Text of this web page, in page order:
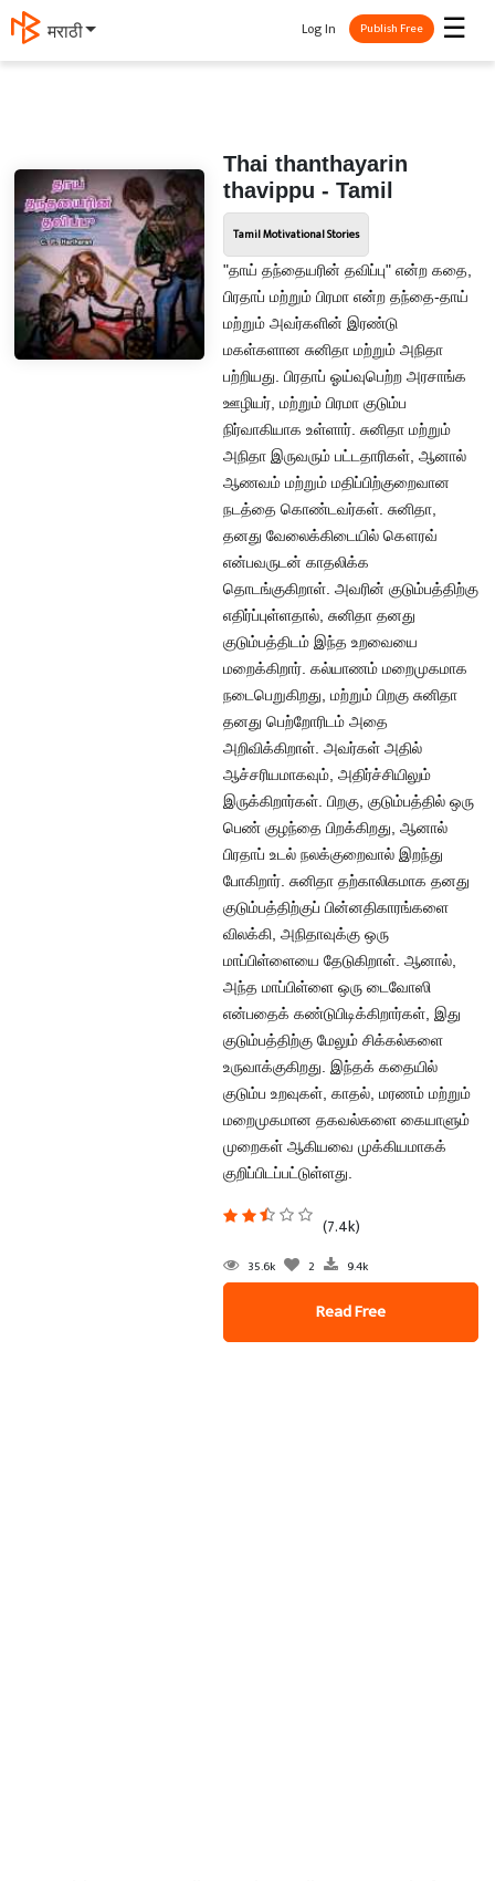
मराठी ☰
Log In Publish Free
Thai thanthayarin
thavippu - Tamil
Tamil Motivational Stories
"தாய் தந்தையரின் தவிப்பு" என்ற கதை,
பிரதாப் மற்றும் பிரமா என்ற தந்தை-தாய்
மற்றும் அவர்களின் இரண்டு
மகள்களான சுனிதா மற்றும் அநிதா
பற்றியது. பிரதாப் ஓய்வுபெற்ற அரசாங்க
ஊழியர், மற்றும் பிரமா குடும்ப
நிர்வாகியாக உள்ளார். சுனிதா மற்றும்
அநிதா இருவரும் பட்டதாரிகள், ஆனால்
ஆணவம் மற்றும் மதிப்பிற்குறைவான
நடத்தை கொண்டவர்கள். சுனிதா,
தனது வேலைக்கிடையில் கௌரவ்
என்பவருடன் காதலிக்க
தொடங்குகிறாள். அவரின் குடும்பத்திற்கு
எதிர்ப்புள்ளதால், சுனிதா தனது
குடும்பத்திடம் இந்த உறவையை
மறைக்கிறார். கல்யாணம் மறைமுகமாக
நடைபெறுகிறது, மற்றும் பிறகு சுனிதா
தனது பெற்றோரிடம் அதை
அறிவிக்கிறாள். அவர்கள் அதில்
ஆச்சரியமாகவும், அதிர்ச்சியிலும்
இருக்கிறார்கள். பிறகு, குடும்பத்தில் ஒரு
பெண் குழந்தை பிறக்கிறது, ஆனால்
பிரதாப் உடல் நலக்குறைவால் இறந்து
போகிறார். சுனிதா தற்காலிகமாக தனது
குடும்பத்திற்குப் பின்னதிகாரங்களை
விலக்கி, அநிதாவுக்கு ஒரு
மாப்பிள்ளையை தேடுகிறாள். ஆனால்,
அந்த மாப்பிள்ளை ஒரு டைவோஸி
என்பதைக் கண்டுபிடிக்கிறார்கள், இது
குடும்பத்திற்கு மேலும் சிக்கல்களை
உருவாக்குகிறது. இந்தக் கதையில்
குடும்ப உறவுகள், காதல், மரணம் மற்றும்
மறைமுகமான தகவல்களை கையாளும்
முறைகள் ஆகியவை முக்கியமாகக்
குறிப்பிடப்பட்டுள்ளது.
(7.4k)
35.6k 2 9.4k
Read Free